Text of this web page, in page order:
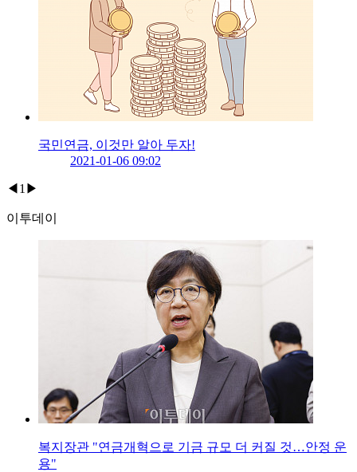
국민연금, 이것만 알아 두자!
2021-01-06 09:02
◀ 1 ▶
이투데이
복지장관 "연금개혁으로 기금 규모 더 커질 것…안정 운
용"